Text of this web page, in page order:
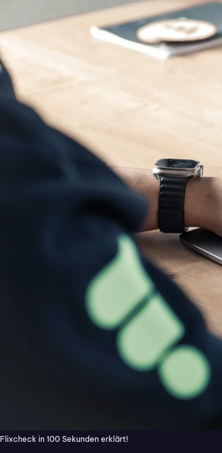
Flixcheck in 100 Sekunden erklärt!
Branchenübersicht
Formularvorlagen
Versicherung
Von der Schadenmeldung bis zum SEPA-
Bestandskunden-Reaktivierung und
Immobilien
Formular-Vorlagen für typische Vorgänge
Übergabeprotokoll Mietwohnung,